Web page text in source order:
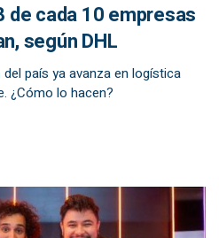
de cada 10 empresas
según DHL
país ya avanza en logística
¿Cómo lo hacen?